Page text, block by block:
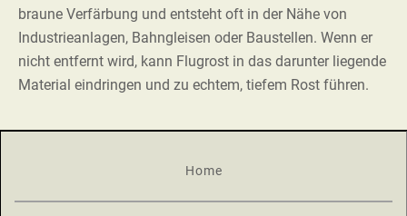
braune Verfärbung und entsteht oft in der Nähe von
Industrieanlagen, Bahngleisen oder Baustellen. Wenn er
nicht entfernt wird, kann Flugrost in das darunter liegende
Material eindringen und zu echtem, tiefem Rost führen.
Home